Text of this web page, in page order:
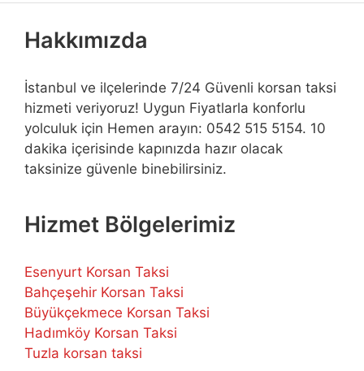
Hakkımızda
İstanbul ve ilçelerinde 7/24 Güvenli korsan taksi
hizmeti veriyoruz! Uygun Fiyatlarla konforlu
yolculuk için Hemen arayın: 0542 515 5154. 10
dakika içerisinde kapınızda hazır olacak
taksinize güvenle binebilirsiniz.
Hizmet Bölgelerimiz
Esenyurt Korsan Taksi
Bahçeşehir Korsan Taksi
Büyükçekmece Korsan Taksi
Hadımköy Korsan Taksi
Tuzla korsan taksi